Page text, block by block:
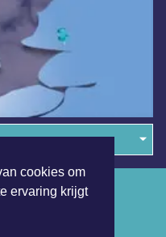
cookies om
ervaring krijgt